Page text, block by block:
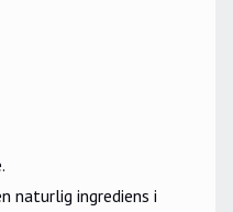
naturlig ingrediens i